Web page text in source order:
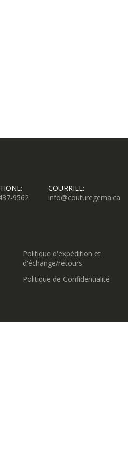
9562
COURRIEL:
info@couturegema.ca
Politique d'expédition et
d'échange/retours
Politique de Confidentialité